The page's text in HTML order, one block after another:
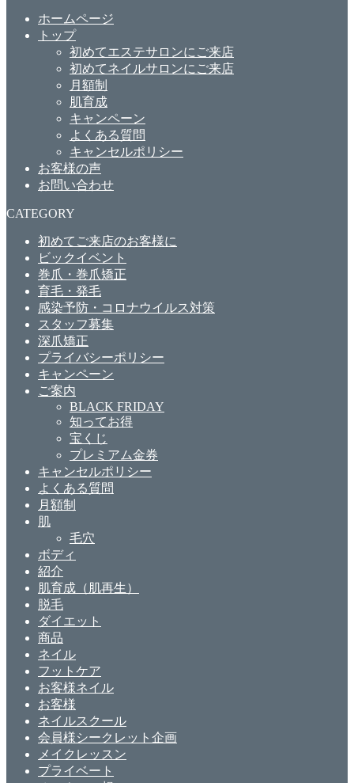
ホームページ
トップ
初めてエステサロンにご来店
初めてネイルサロンにご来店
月額制
肌育成
キャンペーン
よくある質問
キャンセルポリシー
お客様の声
お問い合わせ
CATEGORY
初めてご来店のお客様に
ビックイベント
巻爪・巻爪矯正
育毛・発毛
感染予防・コロナウイルス対策
スタッフ募集
深爪矯正
プライバシーポリシー
キャンペーン
ご案内
BLACK FRIDAY
知ってお得
宝くじ
プレミアム金券
キャンセルポリシー
よくある質問
月額制
肌
毛穴
ボディ
紹介
肌育成（肌再生）
脱毛
ダイエット
商品
ネイル
フットケア
お客様ネイル
お客様
ネイルスクール
会員様シークレット企画
メイクレッスン
プライベート